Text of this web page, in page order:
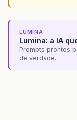
LUMINA
Lumina: a IA
Prompts prontos
de verdade.